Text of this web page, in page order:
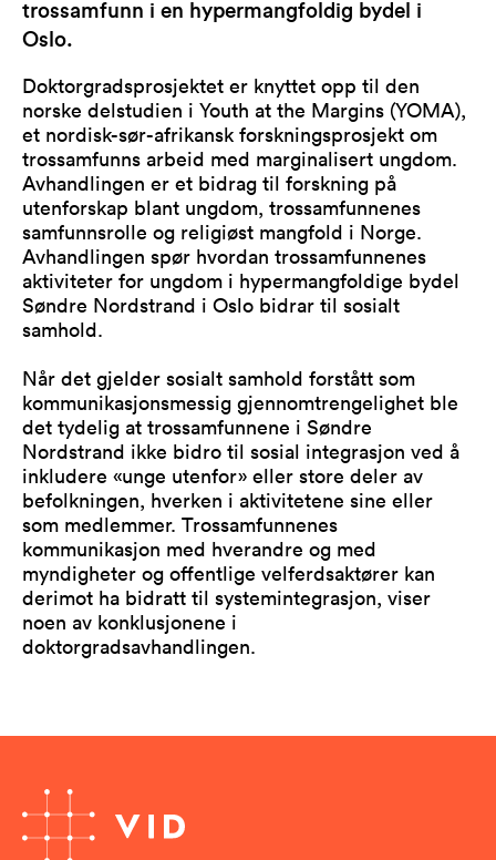
trossamfunn i en hypermangfoldig bydel i
Oslo.
Doktorgradsprosjektet er knyttet opp til den
norske delstudien i Youth at the Margins (YOMA),
et nordisk-sør-afrikansk forskningsprosjekt om
trossamfunns arbeid med marginalisert ungdom.
Avhandlingen er et bidrag til forskning på
utenforskap blant ungdom, trossamfunnenes
samfunnsrolle og religiøst mangfold i Norge.
Avhandlingen spør hvordan trossamfunnenes
aktiviteter for ungdom i hypermangfoldige bydel
Søndre Nordstrand i Oslo bidrar til sosialt
samhold.
Når det gjelder sosialt samhold forstått som
kommunikasjonsmessig gjennomtrengelighet ble
det tydelig at trossamfunnene i Søndre
Nordstrand ikke bidro til sosial integrasjon ved å
inkludere «unge utenfor» eller store deler av
befolkningen, hverken i aktivitetene sine eller
som medlemmer. Trossamfunnenes
kommunikasjon med hverandre og med
myndigheter og offentlige velferdsaktører kan
derimot ha bidratt til systemintegrasjon, viser
noen av konklusjonene i
doktorgradsavhandlingen.